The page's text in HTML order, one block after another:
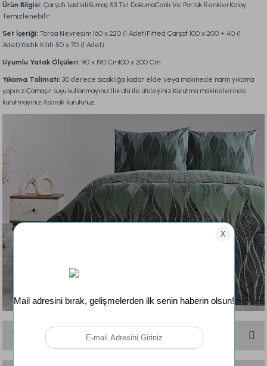
Ürün Bilgisi: Çarşafı LastikliKumaş 53 Tel DokumaCanlı Ve Parlak RenklerKolay
Temizlenebilir
Set İçeriği: Torba Nevresim 160 x 220 (1 Adet)Fitted Çarşaf 100 x 200 + 40 (1
Adet)Yastık Kılıfı 50 x 70 (1 Adet)
Uyumlu Yatak Ölçüleri: 90 x 190 Cm100 x 200 Cm
Yıkama Talimatı: 30 derece sıcaklığa kadar elde veya makinede narin yıkama
yapınız.Çamaşır suyu kullanmayınız.Ilık ütü ile ütüleyiniz.Kurutma makinelerinde
kurutmayınız.Asarak kurutunuz.
Yorumlar